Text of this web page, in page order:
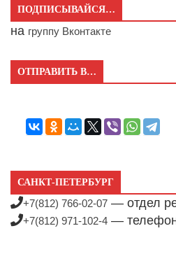
ПОДПИСЫВАЙСЯ…
на группу Вконтакте
ОТПРАВИТЬ В…
САНКТ-ПЕТЕРБУРГ
+7(812) 766-02-07 — отдел
+7(812) 971-102-4 —